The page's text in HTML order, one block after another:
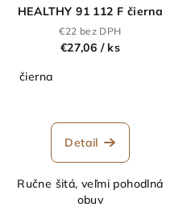
HEALTHY 91 112 F čierna
€22 bez DPH
€27,06 / ks
čierna
Detail
Ručne šitá, veľmi pohodlná
obuv